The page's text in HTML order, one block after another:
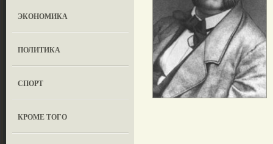
ЭКОНОМИКА
ПОЛИТИКА
СПОРТ
КРОМЕ ТОГО